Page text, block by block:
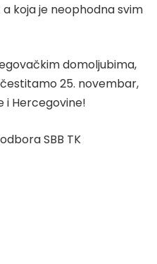
koja je neophodna svim
domoljubima,
25. novembar,
i Hercegovine!
SBB TK